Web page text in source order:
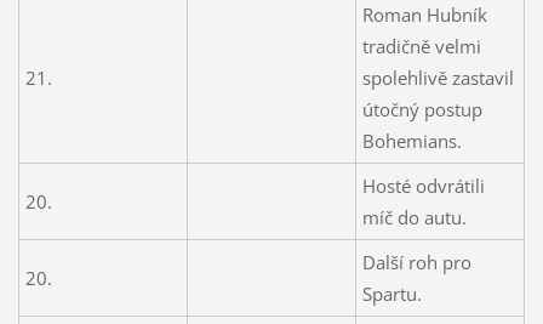
21.
Roman Hubník
tradičně velmi
spolehlivě zastavil
útočný postup
Bohemians.
20.
Hosté odvrátili
míč do autu.
20.
Další roh pro
Spartu.